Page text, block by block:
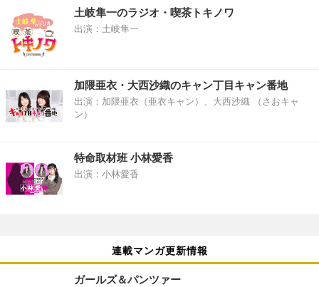
土岐隼一のラジオ・喫茶トキノワ
出演：土岐隼一
加隈亜衣・大西沙織のキャン丁目キャン番地
出演：加隈亜衣（亜衣キャン）、大西沙織 （さおキャ
ン）
特命取材班 小林愛香
出演：小林愛香
連載マンガ更新情報
ガールズ＆パンツァー